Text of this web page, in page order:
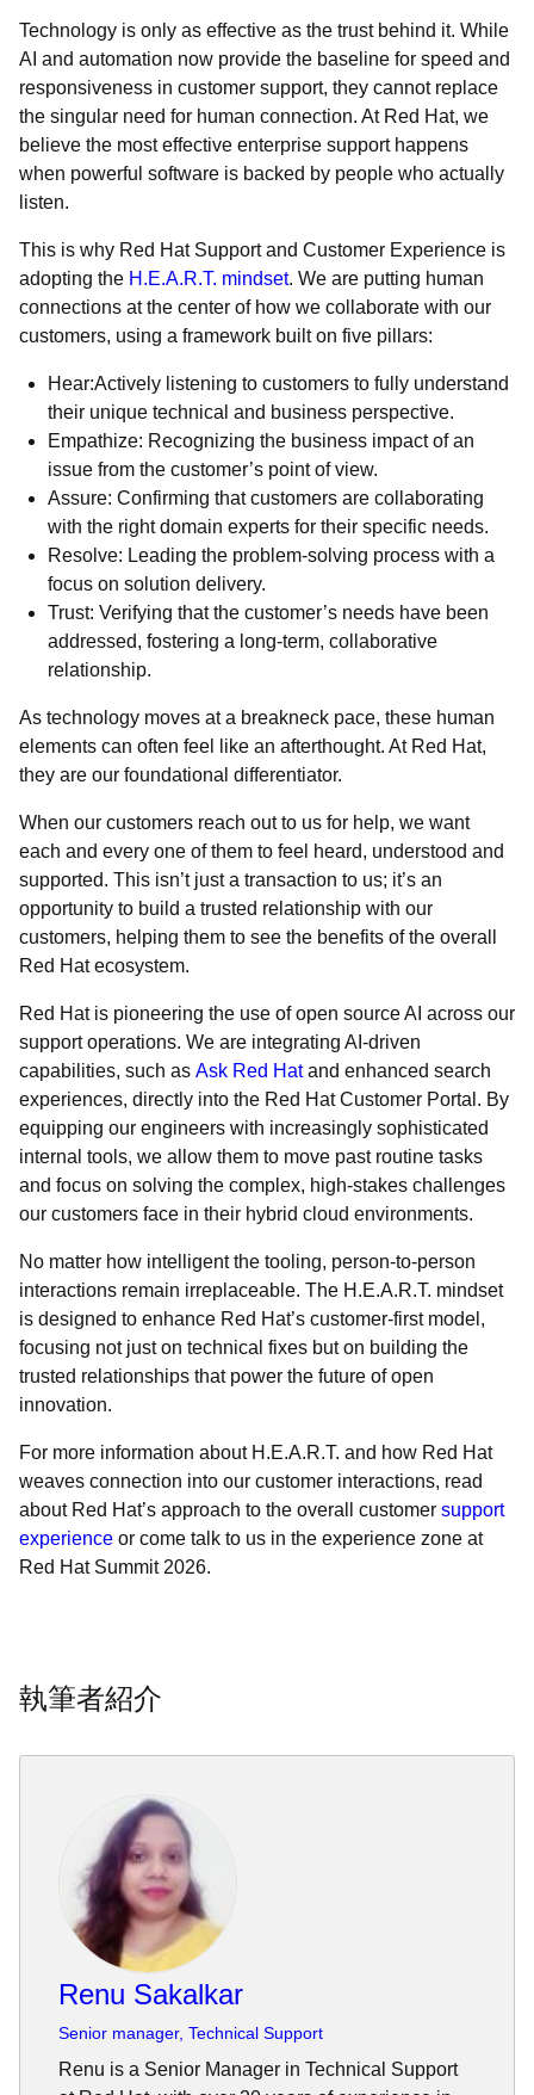
Technology is only as effective as the trust behind it. While
AI and automation now provide the baseline for speed and
responsiveness in customer support, they cannot replace
the singular need for human connection. At Red Hat, we
believe the most effective enterprise support happens
when powerful software is backed by people who actually
listen.
This is why Red Hat Support and Customer Experience is
adopting the H.E.A.R.T. mindset. We are putting human
connections at the center of how we collaborate with our
customers, using a framework built on five pillars:
Hear:Actively listening to customers to fully understand
their unique technical and business perspective.
Empathize: Recognizing the business impact of an
issue from the customer’s point of view.
Assure: Confirming that customers are collaborating
with the right domain experts for their specific needs.
Resolve: Leading the problem-solving process with a
focus on solution delivery.
Trust: Verifying that the customer’s needs have been
addressed, fostering a long-term, collaborative
relationship.
As technology moves at a breakneck pace, these human
elements can often feel like an afterthought. At Red Hat,
they are our foundational differentiator.
When our customers reach out to us for help, we want
each and every one of them to feel heard, understood and
supported. This isn’t just a transaction to us; it’s an
opportunity to build a trusted relationship with our
customers, helping them to see the benefits of the overall
Red Hat ecosystem.
Red Hat is pioneering the use of open source AI across our
support operations. We are integrating AI-driven
capabilities, such as Ask Red Hatand enhanced search
experiences, directly into the Red Hat Customer Portal. By
equipping our engineers with increasingly sophisticated
internal tools, we allow them to move past routine tasks
and focus on solving the complex, high-stakes challenges
our customers face in their hybrid cloud environments.
No matter how intelligent the tooling, person-to-person
interactions remain irreplaceable. The H.E.A.R.T. mindset
is designed to enhance Red Hat’s customer-first model,
focusing not just on technical fixes but on building the
trusted relationships that power the future of open
innovation.
For more information about H.E.A.R.T. and how Red Hat
weaves connection into our customer interactions, read
about Red Hat’s approach to the overall customer support
experience or come talk to us in the experience zone at
Red Hat Summit 2026.
執筆者紹介
Renu Sakalkar
Senior manager, Technical Support
Renu is a Senior Manager in Technical Support